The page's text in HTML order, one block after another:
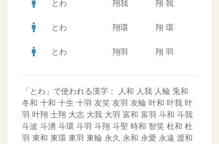
man とわ 翔我 翔 我
man とわ 翔環 翔 環
man とわ 翔羽 翔 羽
「とわ」で使われる漢字： 人和 人我 人輪 兎和
冬和 十和 十生 十羽 友笑 友羽 友輪 叶和 叶我 叶
羽 叶翔 士翔 大志 大我 大羽 富和 富羽 斗和 斗我
斗波 斗湧 斗環 斗羽 斗翔 斗聖 時和 智笑 杜和 杜
羽 東和 東環 東羽 東輪 永久 永和 永愛 永遠 渡和